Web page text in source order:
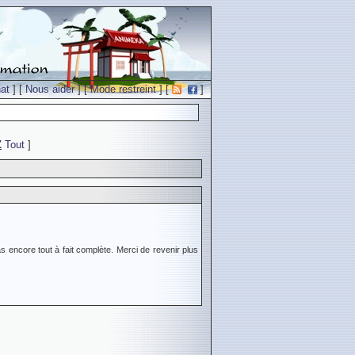
] [Nous aider] [Mode restreint] [ ]
Tout ]
encore tout à fait complète. Merci de revenir plus